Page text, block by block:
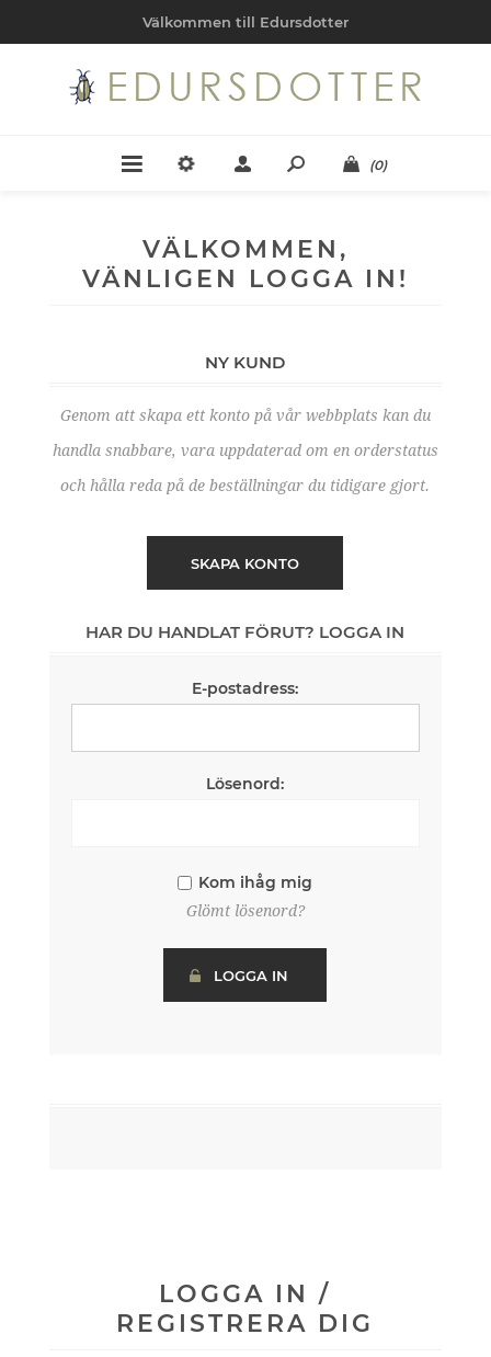
Välkommen till Edursdotter
(0)
VÄLKOMMEN,
VÄNLIGEN LOGGA IN!
NY KUND
Genom att skapa ett konto på vår webbplats kan du
handla snabbare, vara uppdaterad om en orderstatus
och hålla reda på de beställningar du tidigare gjort.
SKAPA KONTO
HAR DU HANDLAT FÖRUT? LOGGA IN
E-postadress:
Lösenord:
Kom ihåg mig
Glömt lösenord?
LOGGA IN
LOGGA IN /
REGISTRERA DIG